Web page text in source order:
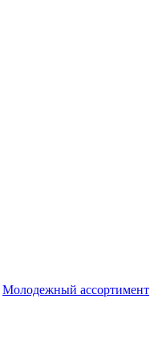
Молодежный ассортимент